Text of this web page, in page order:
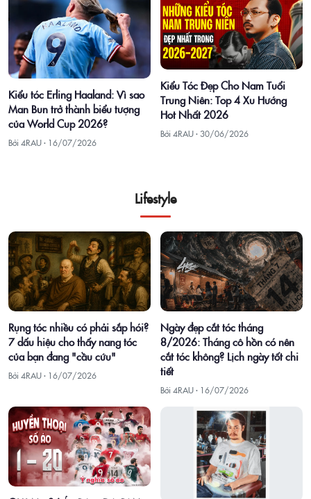
Kiểu tóc Erling Haaland: Vì sao
Man Bun trở thành biểu tượng
của World Cup 2026?
Bởi 4RAU · 16/07/2026
Kiểu Tóc Đẹp Cho Nam Tuổi
Trung Niên: Top 4 Xu Hướng
Hot Nhất 2026
Bởi 4RAU · 30/06/2026
Lifestyle
Rụng tóc nhiều có phải sắp hói?
7 dấu hiệu cho thấy nang tóc
của bạn đang "cầu cứu"
Bởi 4RAU · 16/07/2026
Ngày đẹp cắt tóc tháng
8/2026: Tháng cô hồn có nên
cắt tóc không? Lịch ngày tốt chi
tiết
Bởi 4RAU · 16/07/2026